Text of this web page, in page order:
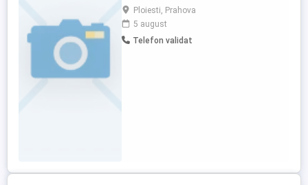
cod COR 932906. Relatii la nr de tel
Ploiesti, Prahova
5 august
Telefon validat